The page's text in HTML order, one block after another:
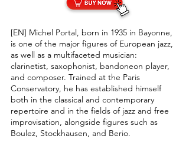
[EN] Michel Portal, born in 1935 in Bayonne,
is one of the major figures of European jazz,
as well as a multifaceted musician:
clarinetist, saxophonist, bandoneon player,
and composer. Trained at the Paris
Conservatory, he has established himself
both in the classical and contemporary
repertoire and in the fields of jazz and free
improvisation, alongside figures such as
Boulez, Stockhausen, and Berio.